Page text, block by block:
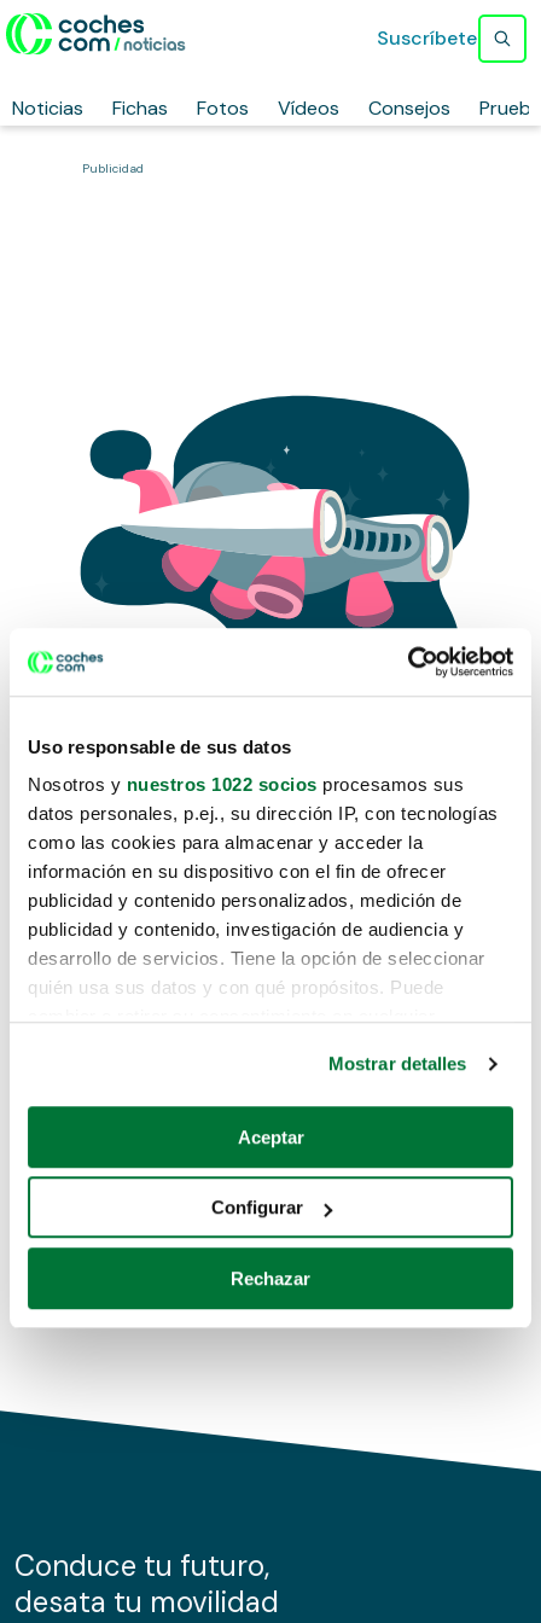
Uso responsable de sus datos
Nosotros y nuestros 1022 socios procesamos sus
datos personales, p.ej., su dirección IP, con tecnologías
como las cookies para almacenar y acceder la
información en su dispositivo con el fin de ofrecer
publicidad y contenido personalizados, medición de
publicidad y contenido, investigación de audiencia y
desarrollo de servicios. Tiene la opción de seleccionar
quién usa sus datos y con qué propósitos. Puede
Si lo permite, también quisiéramos:
Recopilar información sobre su ubicación geográfica
Identificar su dispositivo analizándolo activamente
para buscar características específicas (huellas
Obtenga más información sobre cómo se procesan sus
de cookies.
información sobre el uso que haga del sitio web con
nuestros partners de redes sociales, publicidad y análisis
Mostrar detalles
Aceptar
Configurar
Rechazar
Noticias Fichas Fotos Vídeos Consejos
Suscríbete
Publicidad
Lo sentimos, no sabemos como
te hemos traido hasta aquí.
Pero puedes encontrar el coche que estás
buscando en alguno de estos enlaces:
Coches de segunda mano
Coches de km0
Conduce tu futuro,
desata tu movilidad